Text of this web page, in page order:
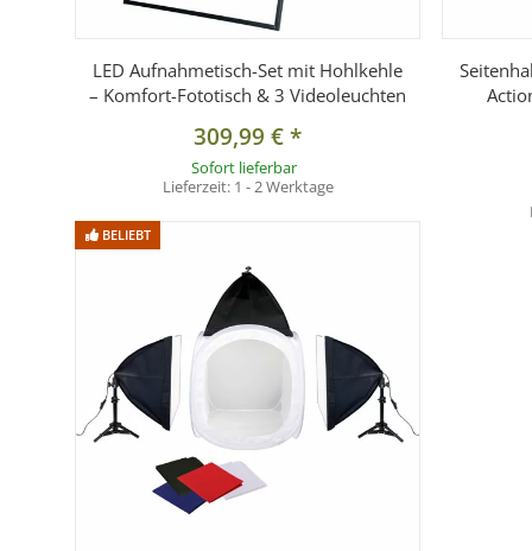
LED Aufnahmetisch-Set mit Hohlkehle
– Komfort-Fototisch & 3 Videoleuchten
309,99 €*
Sofort lieferbar
Lieferzeit: 1 - 2 Werktage
BELIEBT